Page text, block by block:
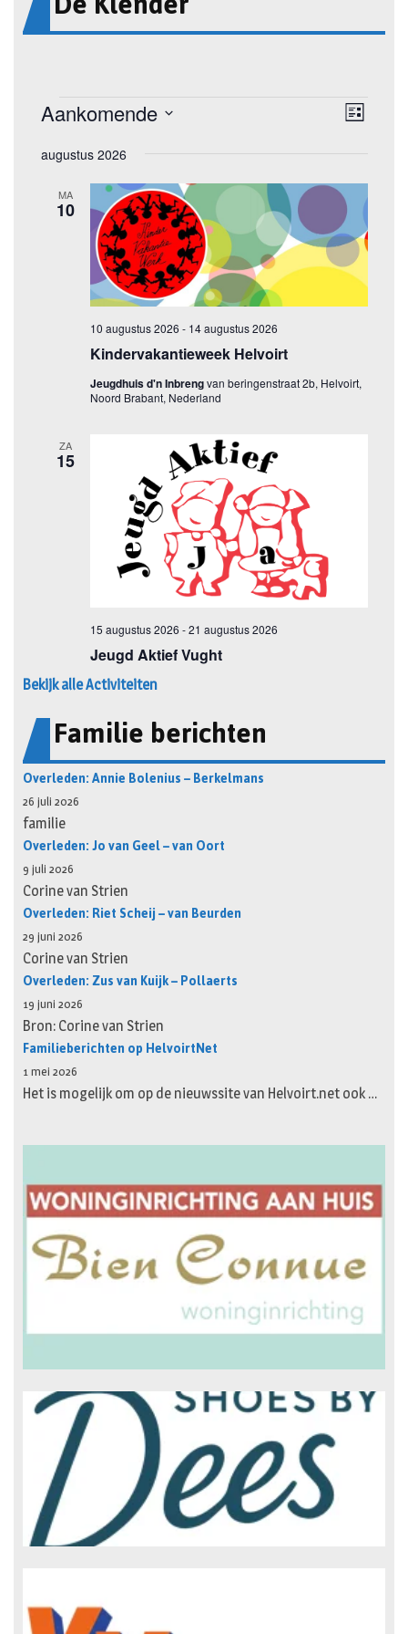
Bekijk alle Activiteiten
Familie berichten
Overleden: Annie Bolenius – Berkelmans
26 juli 2026
familie
Overleden: Jo van Geel – van Oort
9 juli 2026
Corine van Strien
Overleden: Riet Scheij – van Beurden
29 juni 2026
Corine van Strien
Overleden: Zus van Kuijk – Pollaerts
19 juni 2026
Bron: Corine van Strien
Familieberichten op HelvoirtNet
1 mei 2026
Het is mogelijk om op de nieuwssite van Helvoirt.net ook …